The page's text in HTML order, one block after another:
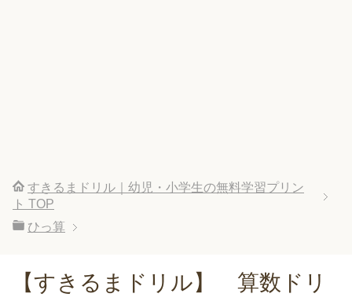
すきるまドリル｜幼児・小学生の無料学習プリン
ト TOP
ひっ算
【すきるまドリル】 算数ドリ